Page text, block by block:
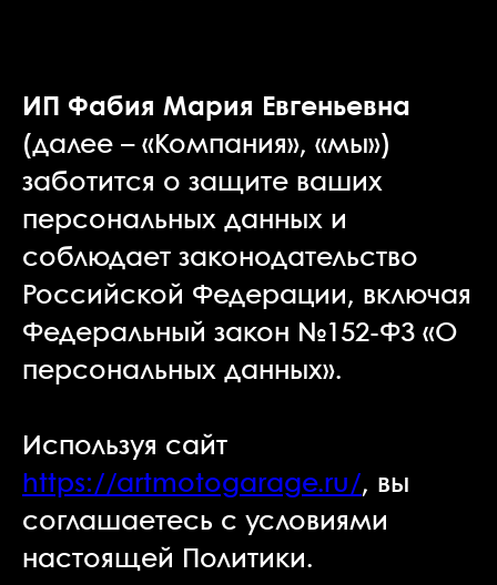
ИП Фабия Мария Евгеньевна
(далее – «Компания», «мы»)
заботится о защите ваших
персональных данных и
соблюдает законодательство
Российской Федерации, включая
Федеральный закон №152-ФЗ «О
персональных данных».
Используя сайт
https://artmotogarage.ru/, вы
соглашаетесь с условиями
настоящей Политики.